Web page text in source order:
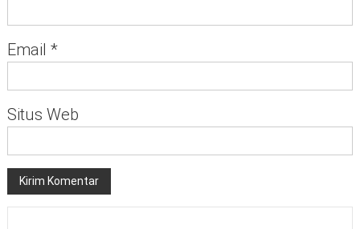
Email *
Situs Web